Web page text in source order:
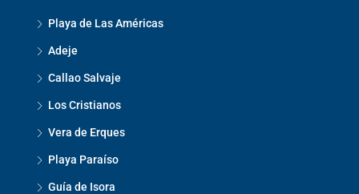
Playa de Las Américas
Adeje
Callao Salvaje
Los Cristianos
Vera de Erques
Playa Paraíso
Guía de Isora